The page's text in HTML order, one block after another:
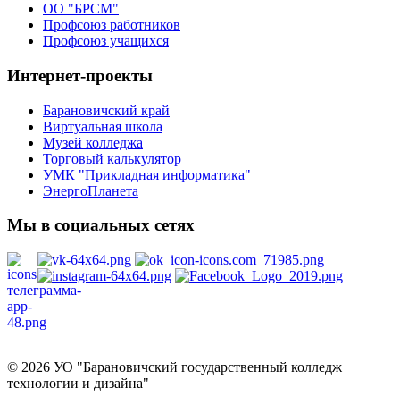
ОО "БРСМ"
Профсоюз работников
Профсоюз учащихся
Интернет-проекты
Барановичский край
Виртуальная школа
Музей колледжа
Торговый калькулятор
УМК "Прикладная информатика"
ЭнергоПланета
Мы в социальных сетях
© 2026 УО "Барановичский государственный колледж
технологии и дизайна"